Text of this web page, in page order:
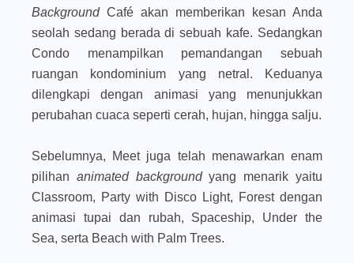
Background Café akan memberikan kesan Anda
seolah sedang berada di sebuah kafe. Sedangkan
Condo menampilkan pemandangan sebuah
ruangan kondominium yang netral. Keduanya
dilengkapi dengan animasi yang menunjukkan
perubahan cuaca seperti cerah, hujan, hingga salju.
Sebelumnya, Meet juga telah menawarkan enam
pilihan animated backgroundyang menarik yaitu
Classroom, Party with Disco Light, Forest dengan
animasi tupai dan rubah, Spaceship, Under the
Sea, serta Beach with Palm Trees.